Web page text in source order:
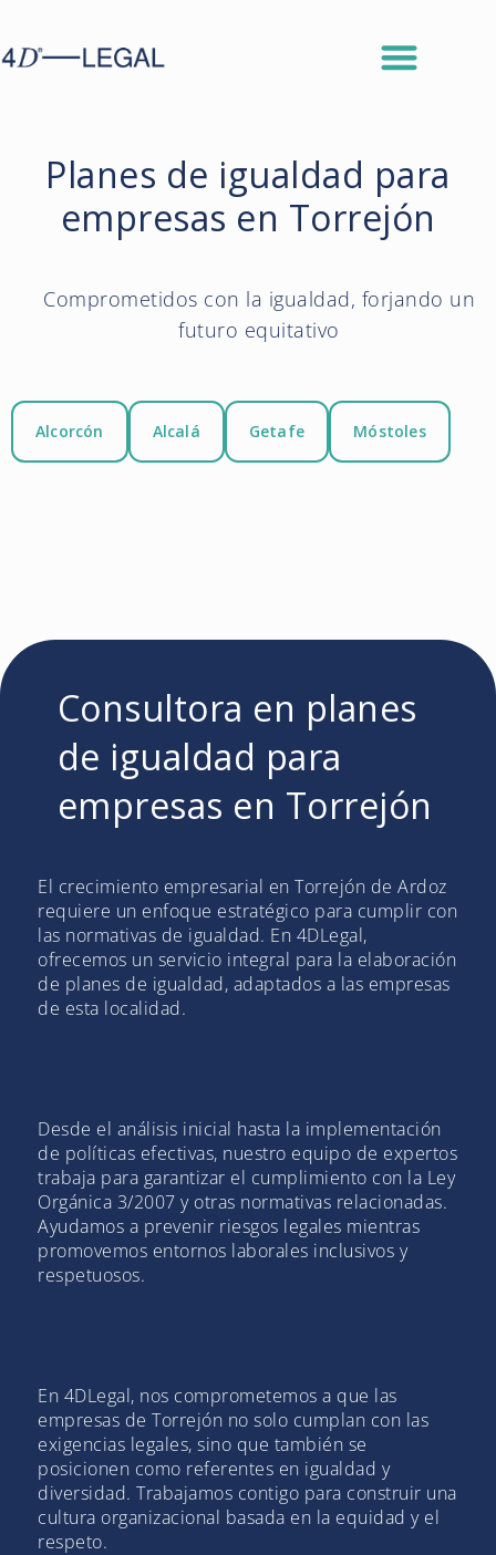
Planes de igualdad para
empresas en Torrejón
Comprometidos con la igualdad, forjando un
futuro equitativo
Alcorcón Alcalá Getafe Móstoles
Consultora en planes
de igualdad para
empresas en Torrejón
El crecimiento empresarial en Torrejón de Ardoz
requiere un enfoque estratégico para cumplir con
las normativas de igualdad. En 4DLegal,
ofrecemos un servicio integral para la elaboración
de planes de igualdad, adaptados a las empresas
de esta localidad.
Desde el análisis inicial hasta la implementación
de políticas efectivas, nuestro equipo de expertos
trabaja para garantizar el cumplimiento con la Ley
Orgánica 3/2007 y otras normativas relacionadas.
Ayudamos a prevenir riesgos legales mientras
promovemos entornos laborales inclusivos y
respetuosos.
En 4DLegal, nos comprometemos a que las
empresas de Torrejón no solo cumplan con las
exigencias legales, sino que también se
posicionen como referentes en igualdad y
diversidad. Trabajamos contigo para construir una
cultura organizacional basada en la equidad y el
respeto.